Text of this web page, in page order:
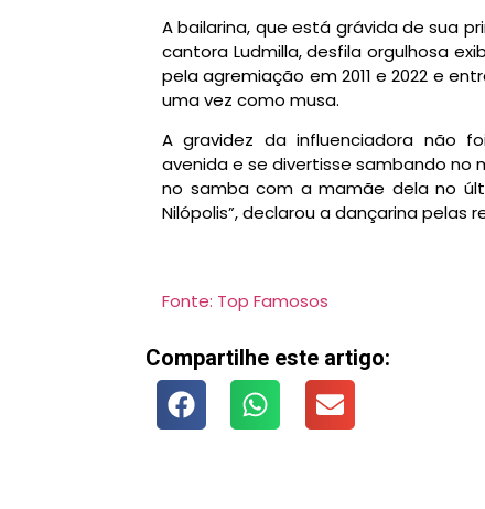
A bailarina, que está grávida de sua
cantora Ludmilla, desfila orgulhosa
pela agremiação em 2011 e 2022 e
uma vez como musa.
A gravidez da influenciadora não
avenida e se divertisse sambando no
no samba com a mamãe dela no
Nilópolis”, declarou a dançarina pelas
Fonte: Top Famosos
Compartilhe este artigo: